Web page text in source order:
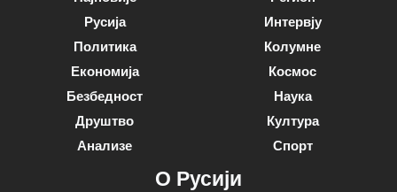
Русија
Политика
Економија
Безбедност
Друштво
Анализе
Интервју
Колумне
Космос
Наука
Култура
Спорт
О Русији